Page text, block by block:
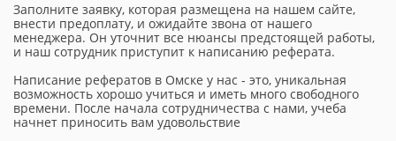
Заполните заявку, которая размещена на нашем сайте,
внести предоплату, и ожидайте звона от нашего
менеджера. Он уточнит все нюансы предстоящей работы,
и наш сотрудник приступит к написанию реферата.
Написание рефератов в Омске у нас - это, уникальная
возможность хорошо учиться и иметь много свободного
времени. После начала сотрудничества с нами, учеба
начнет приносить вам удовольствие